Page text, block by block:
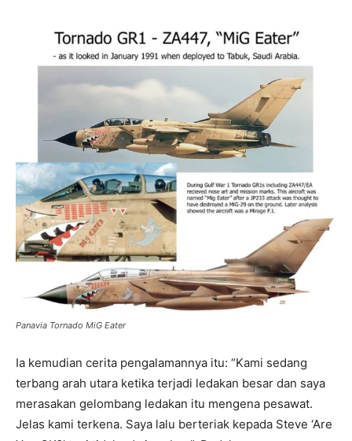
Panavia Tornado MiG Eater
Ia kemudian cerita pengalamannya itu: “Kami sedang
terbang arah utara ketika terjadi ledakan besar dan saya
merasakan gelombang ledakan itu mengena pesawat.
Jelas kami terkena. Saya lalu berteriak kepada Steve ‘Are